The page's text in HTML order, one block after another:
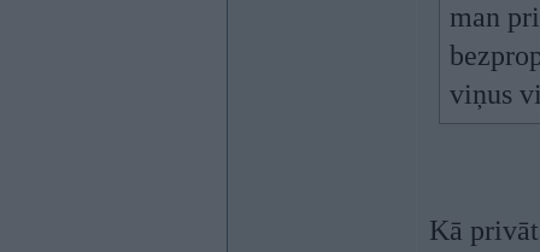
man
viņus
Kā